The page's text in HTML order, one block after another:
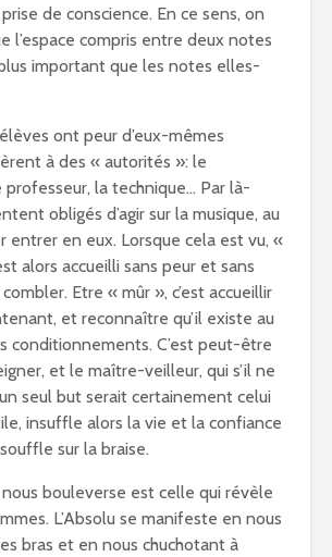
de conscience. En ce sens, on
l’espace compris entre deux notes
important que les notes elles-
ont peur d’eux-mêmes
à des « autorités »: le
professeur, la technique… Par là-
obligés d’agir sur la musique, au
entrer en eux. Lorsque cela est vu, «
alors accueilli sans peur et sans
Etre « mûr », c’est accueillir
et reconnaître qu’il existe au
conditionnements. C’est peut-être
et le maître-veilleur, qui s’il ne
seul but serait certainement celui
insuffle alors la vie et la confiance
sur la braise.
nous bouleverse est celle qui révèle
L’Absolu se manifeste en nous
bras et en nous chuchotant à